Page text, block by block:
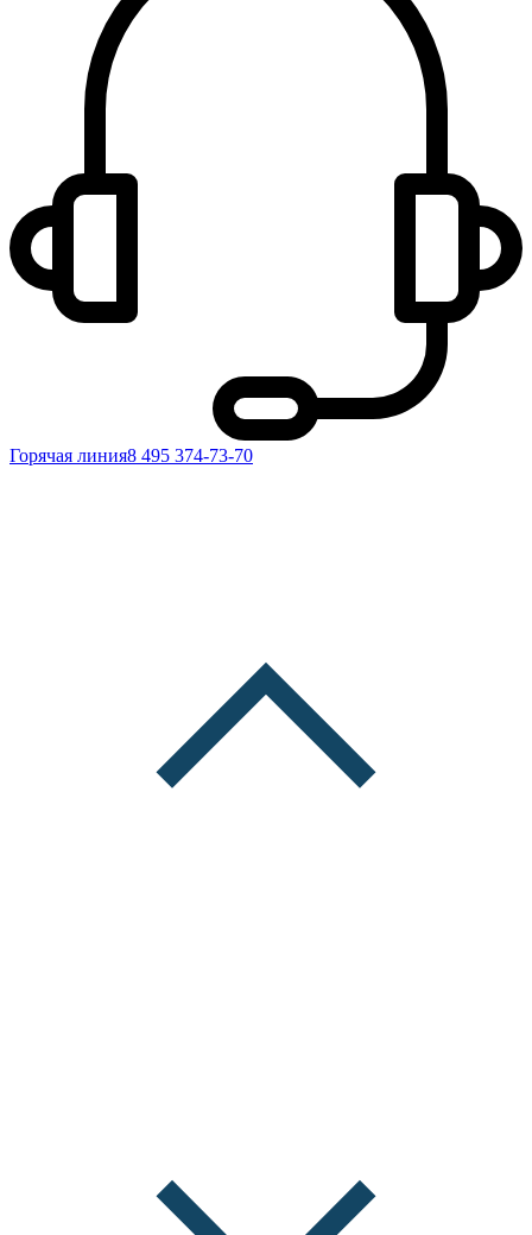
Горячая линия8 495 374-73-70